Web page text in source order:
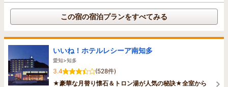
この宿の宿泊プランをすべてみる
いいね！ホテルレシーア南知多
愛知>知多
3.4
(528件)
★豪華な月替り懐石＆トロン湯が人気の秘訣★全室から